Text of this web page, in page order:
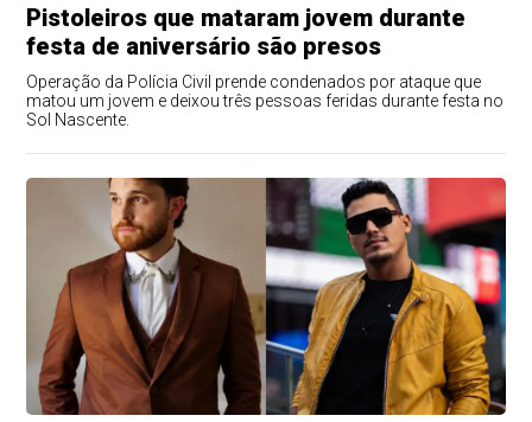
Pistoleiros que mataram jovem durante
festa de aniversário são presos
Operação da Polícia Civil prende condenados por ataque que
matou um jovem e deixou três pessoas feridas durante festa no
Sol Nascente.